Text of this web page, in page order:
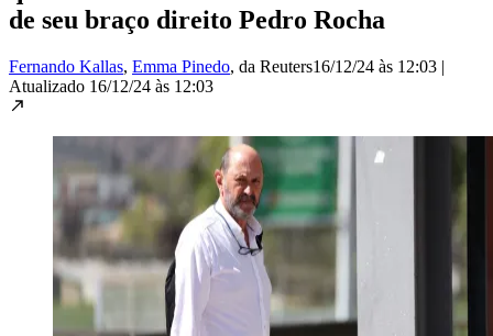
de seu braço direito Pedro Rocha
Fernando Kallas, Emma Pinedo, da Reuters16/12/24 às 12:03 |
Atualizado 16/12/24 às 12:03